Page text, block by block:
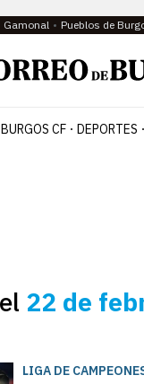
Gamonal Pueblos de
BURGOS CF DEPORTES
22 de
LIGA DE